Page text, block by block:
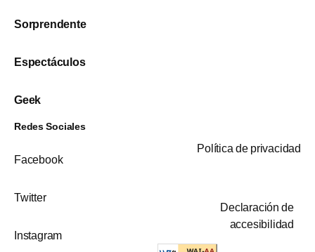
Sorprendente
Espectáculos
Geek
Redes Sociales
Facebook
Twitter
Instagram
Política de privacidad
Declaración de
accesibilidad